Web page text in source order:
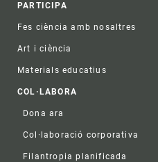
PARTICIPA
Fes ciència amb nosaltres
Art i ciència
Materials educatius
COL·LABORA
Dona ara
Col·laboració corporativa
Filantropia planificada